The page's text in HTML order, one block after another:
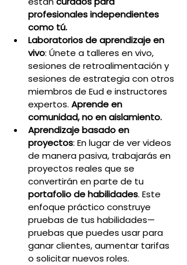
profesionales independientes
como tú.
Laboratorios de aprendizaje en
vivo: Únete a talleres en vivo,
sesiones de retroalimentación y
sesiones de estrategia con otros
miembros de Eud e instructores
expertos. Aprende en
comunidad, no en aislamiento.
Aprendizaje basado en
proyectos: En lugar de ver videos
de manera pasiva, trabajarás en
proyectos reales que se
convertirán en parte de tu
portafolio de habilidades. Este
enfoque práctico construye
pruebas de tus habilidades—
pruebas que puedes usar para
ganar clientes, aumentar tarifas
o solicitar nuevos roles.